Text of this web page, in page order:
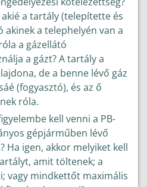
a tartály (telepítette és
akinek a telephelyén van a
a gázellátó
a gázt? A tartály a
de a benne lévő gáz
(fogyasztó), és az ő
róla.
kell venni a PB-
gépjárműben lévő
Ha igen, akkor melyiket kell
amit töltenek; a
vagy mindkettőt maximális